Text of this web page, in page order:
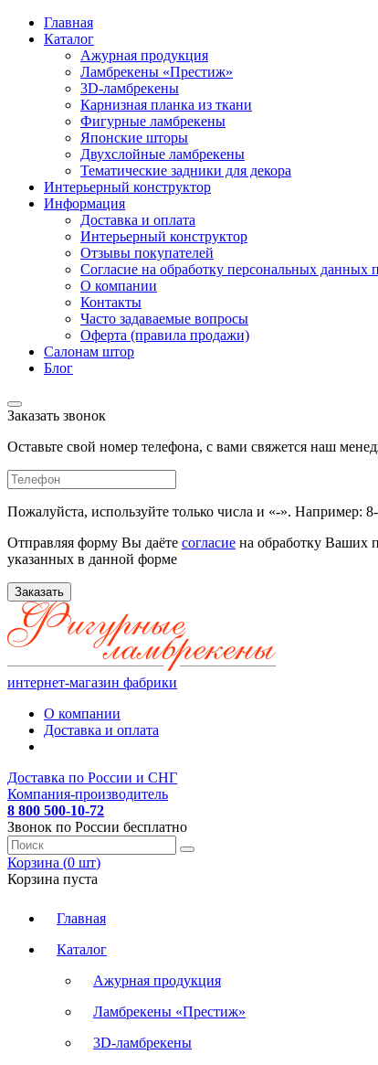
Главная
Каталог
Ажурная продукция
Ламбрекены «Престиж»
3D-ламбрекены
Карнизная планка из ткани
Фигурные ламбрекены
Японские шторы
Двухслойные ламбрекены
Тематические задники для декора
Интерьерный конструктор
Информация
Доставка и оплата
Интерьерный конструктор
Отзывы покупателей
Согласие на обработку персональных данных
О компании
Контакты
Часто задаваемые вопросы
Оферта (правила продажи)
Салонам штор
Блог
Заказать звонок
Оставьте свой номер телефона, с вами свяжется наш
Пожалуйста, используйте только числа и «-». Например:
Отправляя форму Вы даёте согласие на обработку Ваших
указанных в данной форме
Заказать
интернет-магазин фабрики
О компании
Доставка и оплата
Доставка по России и СНГ
Компания-производитель
8 800 500-10-72
Звонок по России бесплатно
Корзина (0 шт)
Корзина пуста
Главная
Каталог
Ажурная продукция
Ламбрекены «Престиж»
3D-ламбрекены